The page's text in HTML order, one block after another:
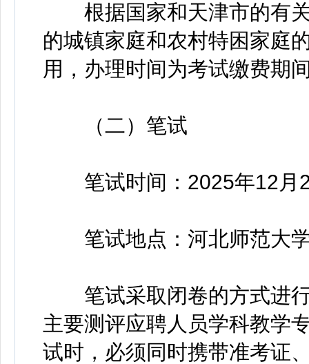
根据国家和天津市的有关
的城镇家庭和农村特困家庭
用，办理时间为考试缴费期
（二）笔试
笔试时间：2025年12月
笔试地点：河北师范大学
笔试采取闭卷的方式进行
主要测评应聘人员学科教学
试时，必须同时携带准考证